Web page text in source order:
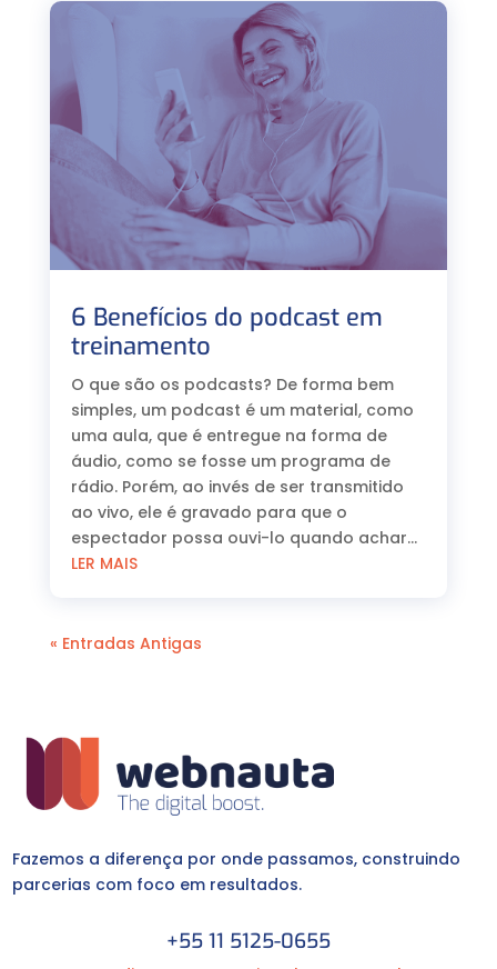
6 Benefícios do podcast em
treinamento
O que são os podcasts? De forma bem
simples, um podcast é um material, como
uma aula, que é entregue na forma de
áudio, como se fosse um programa de
rádio. Porém, ao invés de ser transmitido
ao vivo, ele é gravado para que o
espectador possa ouvi-lo quando achar...
LER MAIS
« Entradas Antigas
Fazemos a diferença por onde passamos, construindo
parcerias com foco em resultados.
+55 11 5125-0655